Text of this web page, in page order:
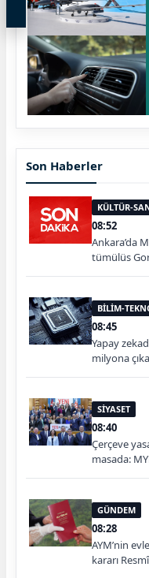
Son Haberler
KÜLTÜR-
08:52
Ankara’da
tümülüs
BİLİM-
08:45
Yapay
milyona
SİYASET
08:40
Çerçeve
masada:
GÜNDEM
08:28
AYM’nin
kararı